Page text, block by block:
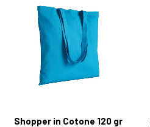
Shopper in Cotone 120 gr